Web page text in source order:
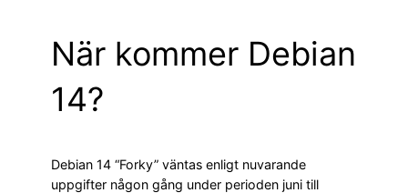
När kommer Debian
14?
Debian 14 “Forky” väntas enligt nuvarande
uppgifter någon gång under perioden juni till